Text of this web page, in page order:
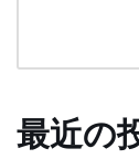
最近の